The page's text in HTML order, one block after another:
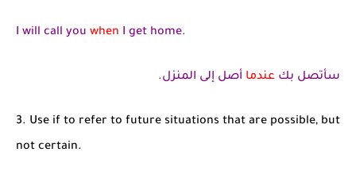
I will call you when I get home.
سأتصل بك عندما أصل إلى المنزل.
3. Use if to refer to future situations that are possible, but
not certain.